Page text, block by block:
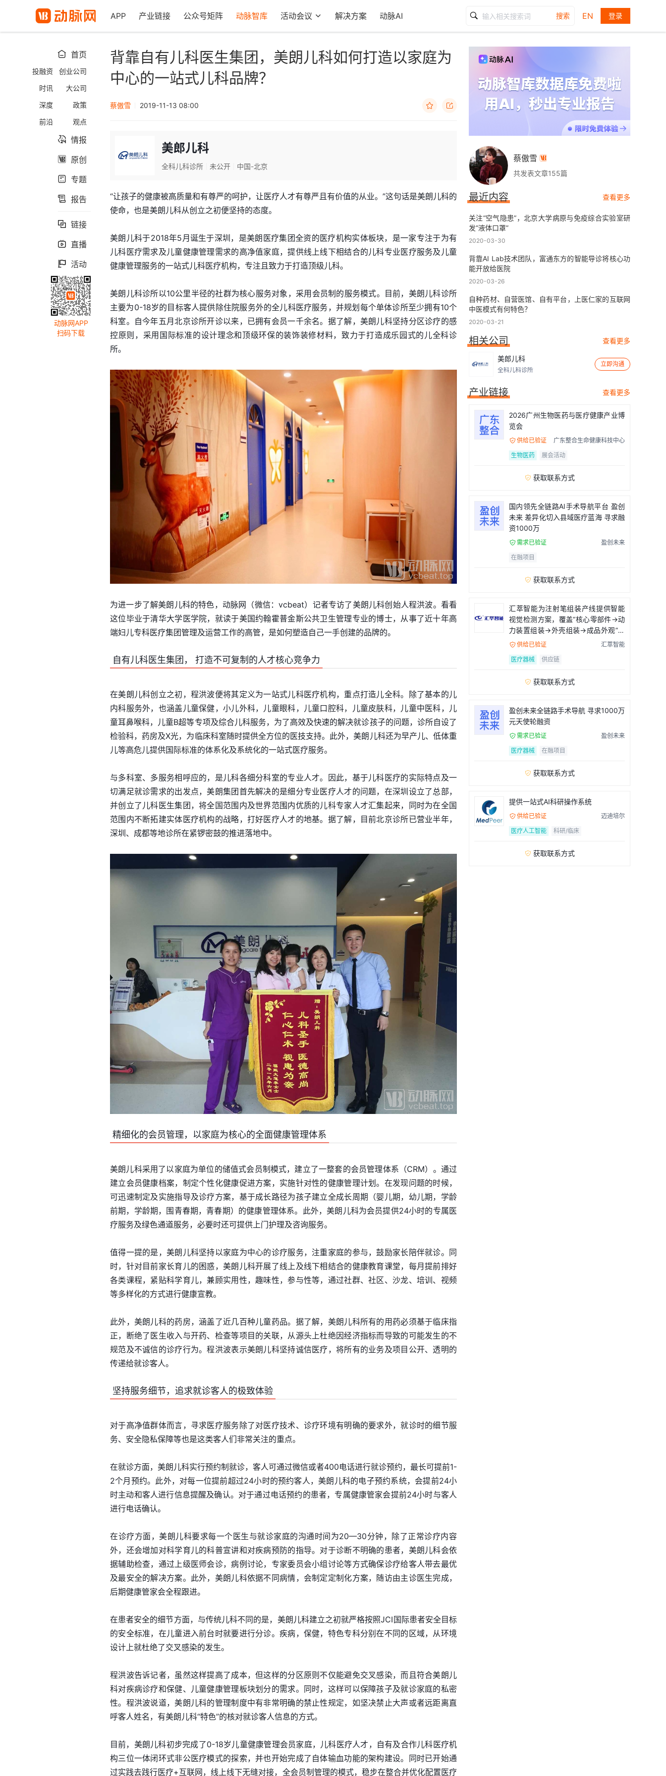
APP 产业链接 公众号矩阵 动脉智库 活动会议 解决方案 动脉AI 搜索 EN 登录
 首页
投融资
创业公司
时讯
大公司
深度
政策
前沿
观点
 情报
 原创
 专题
 报告
 链接
 直播
 活动
动脉网APP
扫码下载
背靠自有儿科医生集团，美朗儿科如何打造以家庭为
中心的一站式儿科品牌？
蔡傲雪 2019-11-13 08:00  
美郎儿科
全科儿科诊所 未公开 中国-北京
“让孩子的健康被高质量和有尊严的呵护，让医疗人才有尊严且有价值的从业。”这句话是美朗儿科的
使命，也是美朗儿科从创立之初便坚持的态度。
美朗儿科于2018年5月诞生于深圳，是美朗医疗集团全资的医疗机构实体板块，是一家专注于为有
儿科医疗需求及儿童健康管理需求的高净值家庭，提供线上线下相结合的儿科专业医疗服务及儿童
健康管理服务的一站式儿科医疗机构，专注且致力于打造顶级儿科。
美朗儿科诊所以10公里半径的社群为核心服务对象，采用会员制的服务模式。目前，美朗儿科诊所
主要为0-18岁的目标客人提供除住院服务外的全儿科医疗服务，并规划每个单体诊所至少拥有10个
科室。自今年五月北京诊所开诊以来，已拥有会员一千余名。据了解，美朗儿科坚持分区诊疗的感
控原则，采用国际标准的设计理念和顶级环保的装饰装修材料，致力于打造成乐园式的儿全科诊
所。
为进一步了解美朗儿科的特色，动脉网（微信：vcbeat）记者专访了美朗儿科创始人程洪波。看看
这位毕业于清华大学医学院，就读于美国约翰霍普金斯公共卫生管理专业的博士，从事了近十年高
端妇儿专科医疗集团管理及运营工作的高管，是如何塑造自己一手创建的品牌的。
自有儿科医生集团， 打造不可复制的人才核心竞争力
在美朗儿科创立之初，程洪波便将其定义为一站式儿科医疗机构，重点打造儿全科。除了基本的儿
内科服务外，也涵盖儿童保健，小儿外科，儿童眼科，儿童口腔科，儿童皮肤科，儿童中医科，儿
童耳鼻喉科，儿童B超等专项及综合儿科服务，为了高效及快速的解决就诊孩子的问题，诊所自设了
检验科，药房及X光，为临床科室随时提供全方位的医技支持。此外，美朗儿科还为早产儿、低体重
儿等高危儿提供国际标准的体系化及系统化的一站式医疗服务。
与多科室、多服务相呼应的，是儿科各细分科室的专业人才。因此，基于儿科医疗的实际特点及一
切满足就诊需求的出发点，美朗集团首先解决的是细分专业医疗人才的问题，在深圳设立了总部，
并创立了儿科医生集团，将全国范围内及世界范围内优质的儿科专家人才汇集起来，同时为在全国
范围内不断拓建实体医疗机构的战略，打好医疗人才的地基。据了解，目前北京诊所已营业半年，
深圳、成都等地诊所在紧锣密鼓的推进落地中。
精细化的会员管理，以家庭为核心的全面健康管理体系
美朗儿科采用了以家庭为单位的储值式会员制模式，建立了一整套的会员管理体系（CRM）。通过
建立会员健康档案，制定个性化健康促进方案，实施针对性的健康管理计划。在发现问题的时候，
可迅速制定及实施指导及诊疗方案，基于成长路径为孩子建立全成长周期（婴儿期，幼儿期，学龄
前期，学龄期，围青春期，青春期）的健康管理体系。此外，美朗儿科为会员提供24小时的专属医
疗服务及绿色通道服务，必要时还可提供上门护理及咨询服务。
值得一提的是，美朗儿科坚持以家庭为中心的诊疗服务，注重家庭的参与，鼓励家长陪伴就诊。同
时，针对目前家长育儿的困惑，美朗儿科开展了线上及线下相结合的健康教育课堂，每月提前排好
各类课程，紧贴科学育儿，兼顾实用性，趣味性，参与性等，通过社群、社区、沙龙、培训、视频
等多样化的方式进行健康宣教。
此外，美朗儿科的药房，涵盖了近几百种儿童药品。据了解，美朗儿科所有的用药必须基于临床指
正，断绝了医生收入与开药、检查等项目的关联，从源头上杜绝因经济指标而导致的可能发生的不
规范及不诚信的诊疗行为。程洪波表示美朗儿科坚持诚信医疗，将所有的业务及项目公开、透明的
传递给就诊客人。
坚持服务细节，追求就诊客人的极致体验
对于高净值群体而言，寻求医疗服务除了对医疗技术、诊疗环境有明确的要求外，就诊时的细节服
务、安全隐私保障等也是这类客人们非常关注的重点。
在就诊方面，美朗儿科实行预约制就诊，客人可通过微信或者400电话进行就诊预约，最长可提前1-
2个月预约。此外，对每一位提前超过24小时的预约客人，美朗儿科的电子预约系统，会提前24小
时主动和客人进行信息提醒及确认。对于通过电话预约的患者，专属健康管家会提前24小时与客人
进行电话确认。
在诊疗方面，美朗儿科要求每一个医生与就诊家庭的沟通时间为20—30分钟，除了正常诊疗内容
外，还会增加对科学育儿的科普宣讲和对疾病预防的指导。对于诊断不明确的患者，美朗儿科会依
据辅助检查，通过上级医师会诊，病例讨论，专家委员会小组讨论等方式确保诊疗给客人带去最优
及最安全的解决方案。此外，美朗儿科依据不同病情，会制定定制化方案，随访由主诊医生完成，
后期健康管家会全程跟进。
在患者安全的细节方面，与传统儿科不同的是，美朗儿科建立之初就严格按照JCI国际患者安全目标
的安全标准，在儿童进入前台时就要进行分诊。疾病，保健，特色专科分别在不同的区域，从环境
设计上就杜绝了交叉感染的发生。
程洪波告诉记者，虽然这样提高了成本，但这样的分区原则不仅能避免交叉感染，而且符合美朗儿
科对疾病诊疗和保健、儿童健康管理板块划分的需求。同时，这样可以保障孩子及就诊家庭的私密
性。程洪波说道，美朗儿科的管理制度中有非常明确的禁止性规定，如坚决禁止大声或者远距离直
呼客人姓名，有美朗儿科“特色”的核对就诊客人信息的方式。
目前，美朗儿科初步完成了0-18岁儿童健康管理会员家庭，儿科医疗人才，自有及合作儿科医疗机
构三位一体闭环式非公医疗模式的探索，并也开始完成了自体输血功能的架构建设。同时已开始通
过实践去践行医疗+互联网，线上线下无缝对接，全会员制管理的模式，稳步在整合并优化配置医疗
蔡傲雪 
共发表文章155篇
最近内容 查看更多
关注“空气隐患”，北京大学病原与免疫综合实验室研
发“液体口罩”
2020-03-30
背靠AI Lab技术团队，富通东方的智能导诊将核心功
能开放给医院
2020-03-26
自种药材、自营医馆、自有平台，上医仁家的互联网
中医模式有何特色？
2020-03-21
相关公司 查看更多
美郎儿科
全科儿科诊所
立即沟通
产业链接 查看更多
2026广州生物医药与医疗健康产业博
览会
 供给已验证
广东整合生命健康科技中心
生物医药
展会活动
 获取联系方式
国内领先全链路AI手术导航平台 盈创
未来 差异化切入县域医疗蓝海 寻求融
资1000万
 需求已验证
盈创未来
在融项目
 获取联系方式
汇萃智能为注射笔组装产线提供智能
视觉检测方案，覆盖“核心零部件→动
力装置组装→外壳组装→成品外观”全
流程
 供给已验证
汇萃智能
医疗器械
供应链
 获取联系方式
盈创未来全链路手术导航 寻求1000万
元天使轮融资
 需求已验证
盈创未来
医疗器械
在融项目
 获取联系方式
提供一站式AI科研操作系统
 供给已验证
迈迪培尔
医疗人工智能
科研/临床
 获取联系方式